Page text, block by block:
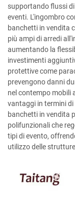
supportando flussi
eventi. L'ingombro
banchetti in vendita
più ampi di arredi
aumentando la
investimenti
protettive come
prevengono danni
nel contempo mobili
vantaggi in termini
banchetti in vendita
polifunzionali che
tipi di evento,
utilizzo delle